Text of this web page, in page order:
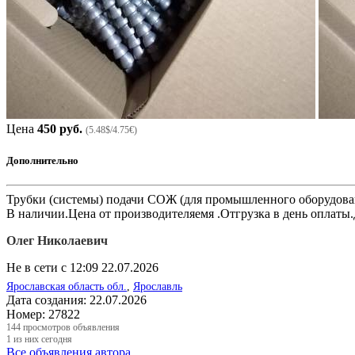
Цена 450 руб. (5.48$/4.75€)
Дополнительно
Трубки (системы) подачи СОЖ (для промышленного
В наличии.Цена от производителяемя .Отгрузка в день
Олег Николаевич
Не в сети с 12:09 22.07.2026
Ярославская область обл. Ярославль
Дата создания: 22.07.2026
Номер: 27822
144 просмотров объявления
1 из них сегодня
Все объявления автора